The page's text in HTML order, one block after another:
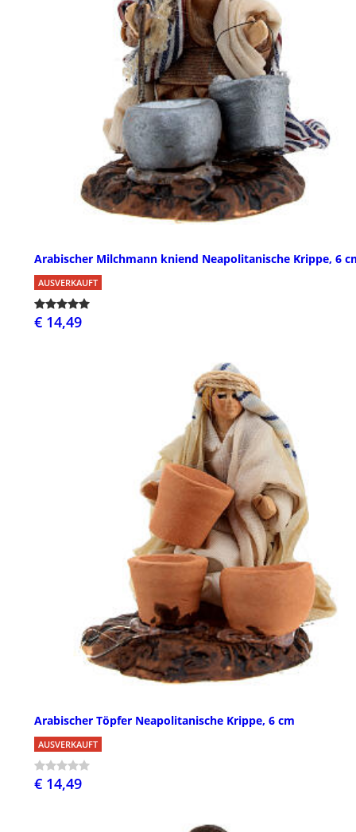
Arabischer Milchmann kniend Neapolitanische Krippe, 6
AUSVERKAUFT
€ 14,49
Arabischer Töpfer Neapolitanische Krippe, 6 cm
AUSVERKAUFT
€ 14,49